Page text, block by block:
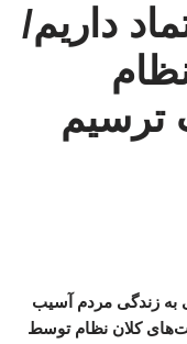
داریم/
ترسیم
به زندگی مردم آسیب
کلان نظام توسط